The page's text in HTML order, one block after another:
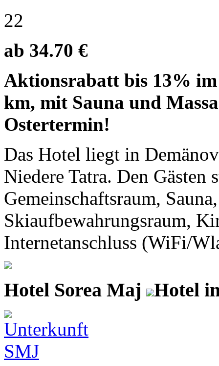
22
ab 34.70 €
Aktionsrabatt bis 13%
km, mit Sauna und
Ostertermin!
Das Hotel liegt in
Niedere Tatra. Den Gästen
Gemeinschaftsraum,
Skiaufbewahrungsraum,
Internetanschluss (WiFi/
Hotel Sorea Maj Hotel